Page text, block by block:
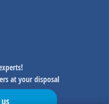
at your disposal